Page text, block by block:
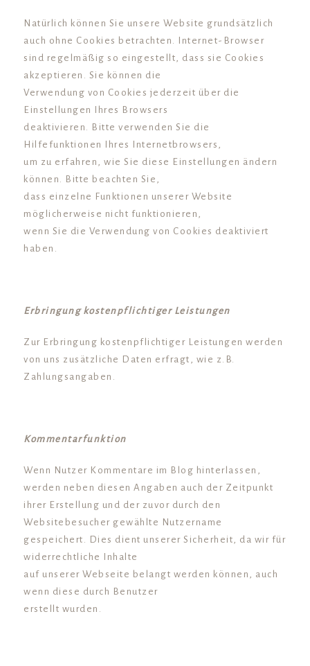
Natürlich können Sie unsere Website grundsätzlich
auch ohne Cookies betrachten. Internet-Browser
sind regelmäßig so eingestellt, dass sie Cookies
akzeptieren. Sie können die
Verwendung von Cookies jederzeit über die
Einstellungen Ihres Browsers
deaktivieren. Bitte verwenden Sie die
Hilfefunktionen Ihres Internetbrowsers,
um zu erfahren, wie Sie diese Einstellungen ändern
können. Bitte beachten Sie,
dass einzelne Funktionen unserer Website
möglicherweise nicht funktionieren,
wenn Sie die Verwendung von Cookies deaktiviert
haben.
Erbringung kostenpflichtiger Leistungen
Zur Erbringung kostenpflichtiger Leistungen werden
von uns zusätzliche Daten erfragt, wie z.B.
Zahlungsangaben.
Kommentarfunktion
Wenn Nutzer Kommentare im Blog hinterlassen,
werden neben diesen Angaben auch der Zeitpunkt
ihrer Erstellung und der zuvor durch den
Websitebesucher gewählte Nutzername
gespeichert. Dies dient unserer Sicherheit, da wir für
widerrechtliche Inhalte
auf unserer Webseite belangt werden können, auch
wenn diese durch Benutzer
erstellt wurden.